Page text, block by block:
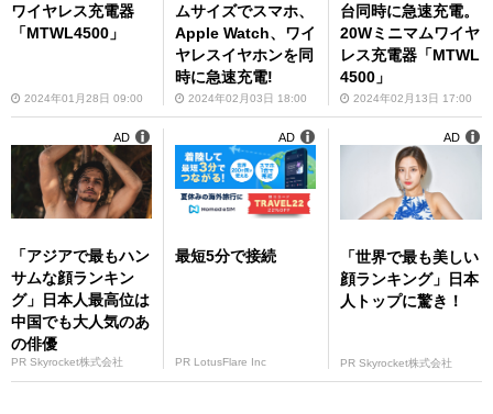
ワイヤレス充電器
「MTWL4500」
2024年01月28日 09:00
ムサイズでスマホ、
Apple Watch、ワイ
ヤレスイヤホンを同
時に急速充電!
2024年02月03日 18:00
台同時に急速充電。
20Wミニマムワイヤ
レス充電器「MTWL
4500」
2024年02月13日 17:00
「アジアで最もハン
サムな顔ランキン
グ」日本人最高位は
中国でも大人気のあ
の俳優
PR Skyrocket株式会社
AD
最短5分で接続
PR LotusFlare Inc
AD
「世界で最も美しい
顔ランキング」日本
人トップに驚き！
PR Skyrocket株式会社
AD